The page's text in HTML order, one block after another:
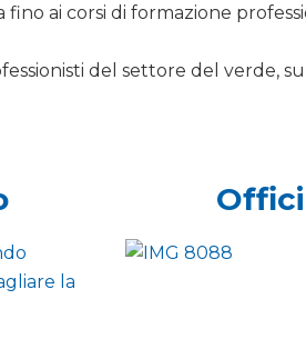
ai corsi di formazione
del settore del verde,